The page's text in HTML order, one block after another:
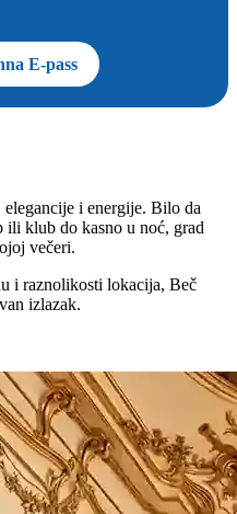
E-pass
i energije. Bilo da
ili klub do kasno u noć, grad
večeri.
i raznolikosti lokacija, Beč
izlazak.